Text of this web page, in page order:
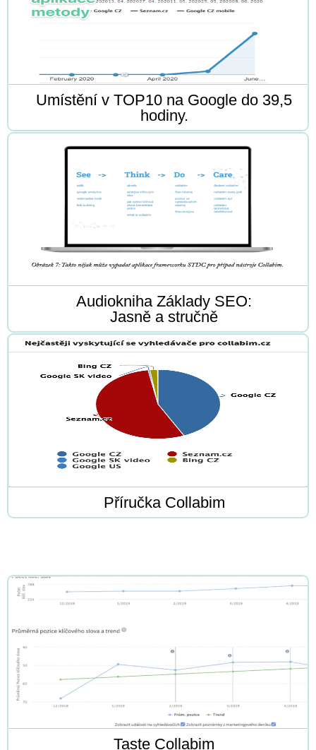
Umístění v TOP10 na Google do 39,5
hodiny.
Audiokniha Základy SEO:
Jasně a stručně
Příručka Collabim
Taste Collabim